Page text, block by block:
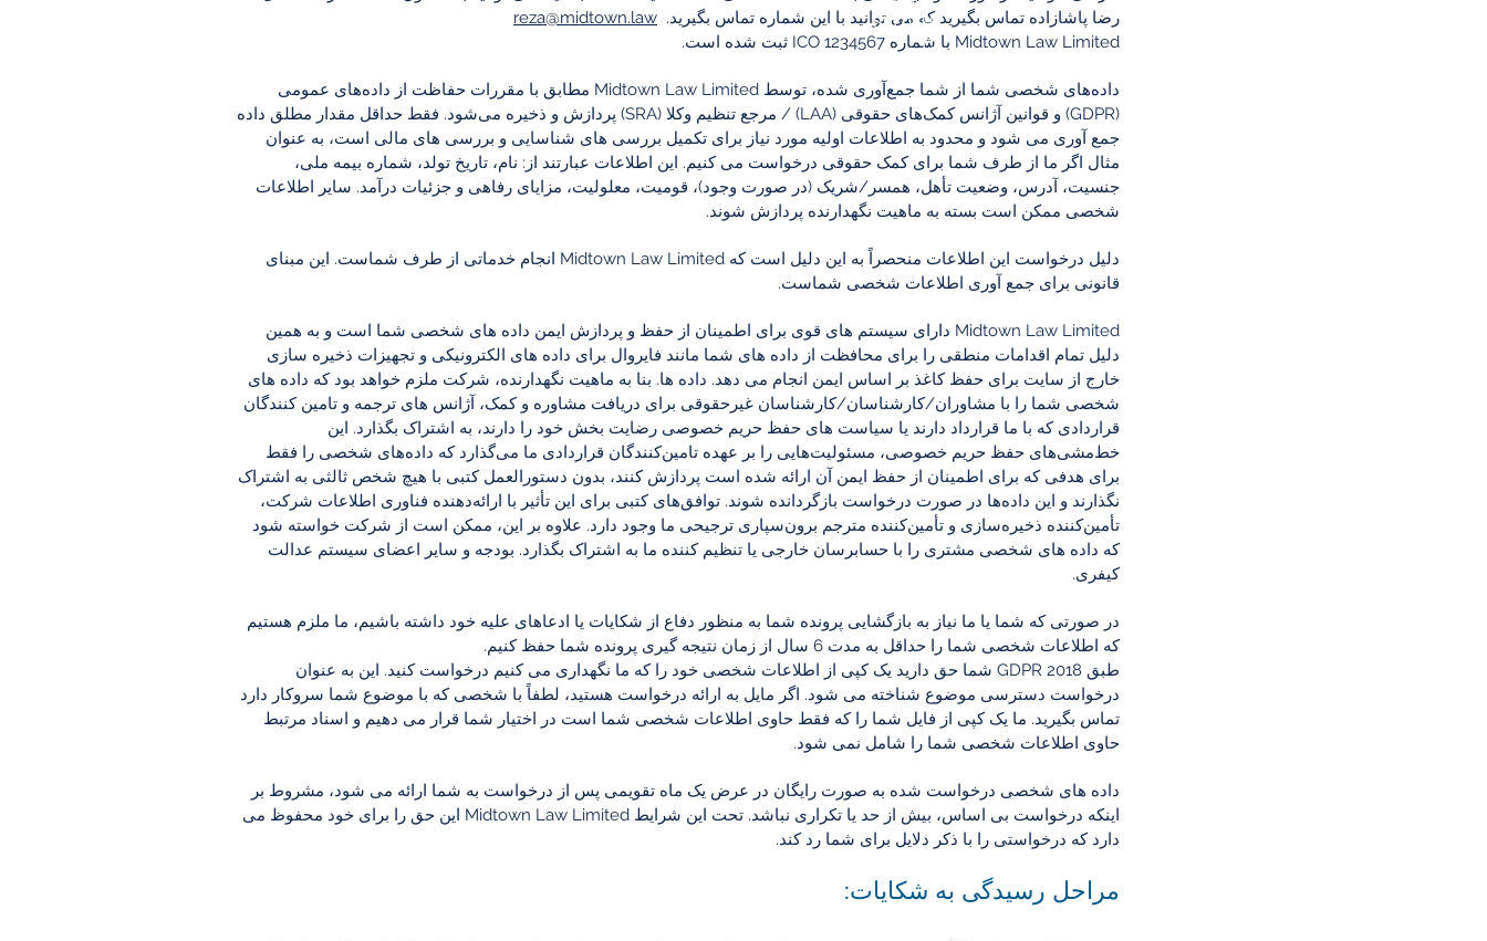
رضا پاشازاده تماس بگیرید که می توانید با این شماره تماس بگیرید. reza@midtown.law
Midtown Law Limited با شماره 1234567 ICO ثبت شده است.
داده‌های شخصی شما از شما جمع‌آوری شده، توسط Midtown Law Limited مطابق با مقررات حفاظت از داده‌های عمومی
(GDPR) و قوانین آژانس کمک‌های حقوقی (LAA) / مرجع تنظیم وکلا (SRA) پردازش و ذخیره می‌شود. فقط حداقل مقدار مطلق داده
جمع آوری می شود و محدود به اطلاعات اولیه مورد نیاز برای تکمیل بررسی های شناسایی و بررسی های مالی است، به عنوان
مثال اگر ما از طرف شما برای کمک حقوقی درخواست می کنیم. این اطلاعات عبارتند از: نام، تاریخ تولد، شماره بیمه ملی،
جنسیت، آدرس، وضعیت تأهل، همسر/شریک (در صورت وجود)، قومیت، معلولیت، مزایای رفاهی و جزئیات درآمد. سایر اطلاعات
شخصی ممکن است بسته به ماهیت نگهدارنده پردازش شوند.
دلیل درخواست این اطلاعات منحصراً به این دلیل است که Midtown Law Limited انجام خدماتی از طرف شماست. این مبنای
قانونی برای جمع آوری اطلاعات شخصی شماست.
Midtown Law Limited دارای سیستم های قوی برای اطمینان از حفظ و پردازش ایمن داده های شخصی شما است و به همین
دلیل تمام اقدامات منطقی را برای محافظت از داده های شما مانند فایروال برای داده های الکترونیکی و تجهیزات ذخیره سازی
خارج از سایت برای حفظ کاغذ بر اساس ایمن انجام می دهد. داده ها. بنا به ماهیت نگهدارنده، شرکت ملزم خواهد بود که داده های
شخصی شما را با مشاوران/کارشناسان/کارشناسان غیرحقوقی برای دریافت مشاوره و کمک، آژانس های ترجمه و تامین کنندگان
قراردادی که با ما قرارداد دارند یا سیاست های حفظ حریم خصوصی رضایت بخش خود را دارند، به اشتراک بگذارد. این
خط‌مشی‌های حفظ حریم خصوصی، مسئولیت‌هایی را بر عهده تامین‌کنندگان قراردادی ما می‌گذارد که داده‌های شخصی را فقط
برای هدفی که برای اطمینان از حفظ ایمن آن ارائه شده است پردازش کنند، بدون دستورالعمل کتبی با هیچ شخص ثالثی به اشتراک
نگذارند و این داده‌ها در صورت درخواست بازگردانده شوند. توافق‌های کتبی برای این تأثیر با ارائه‌دهنده فناوری اطلاعات شرکت،
تأمین‌کننده ذخیره‌سازی و تأمین‌کننده مترجم برون‌سپاری ترجیحی ما وجود دارد. علاوه بر این، ممکن است از شرکت خواسته شود
که داده های شخصی مشتری را با حسابرسان خارجی یا تنظیم کننده ما به اشتراک بگذارد. بودجه و سایر اعضای سیستم عدالت
کیفری.
در صورتی که شما یا ما نیاز به بازگشایی پرونده شما به منظور دفاع از شکایات یا ادعاهای علیه خود داشته باشیم، ما ملزم هستیم
که اطلاعات شخصی شما را حداقل به مدت 6 سال از زمان نتیجه گیری پرونده شما حفظ کنیم.
طبق GDPR 2018 شما حق دارید یک کپی از اطلاعات شخصی خود را که ما نگهداری می کنیم درخواست کنید. این به عنوان
درخواست دسترسی موضوع شناخته می شود. اگر مایل به ارائه درخواست هستید، لطفاً با شخصی که با موضوع شما سروکار دارد
تماس بگیرید. ما یک کپی از فایل شما را که فقط حاوی اطلاعات شخصی شما است در اختیار شما قرار می دهیم و اسناد مرتبط
حاوی اطلاعات شخصی شما را شامل نمی شود.
داده های شخصی درخواست شده به صورت رایگان در عرض یک ماه تقویمی پس از درخواست به شما ارائه می شود، مشروط بر
اینکه درخواست بی اساس، بیش از حد یا تکراری نباشد. تحت این شرایط Midtown Law Limited این حق را برای خود محفوظ می
دارد که درخواستی را با ذکر دلایل برای شما رد کند.
مراحل رسیدگی به شکایات:
SL1 0EH
را